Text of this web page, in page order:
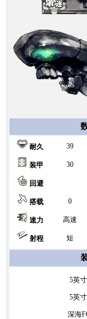
耐久 39
装甲 30
回避
搭载 0
速力 高速
射程 短
5英
5英
深海